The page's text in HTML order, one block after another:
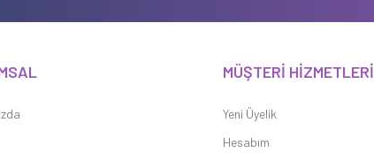
MÜŞTERİ HİZMETLERİ
Yeni Üyelik
Hesabım